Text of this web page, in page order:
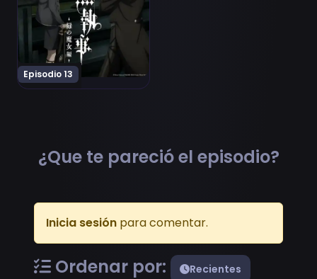
Episodio 13
¿Que te pareció el episodio?
Inicia sesión para comentar.
Ordenar por:
Recientes